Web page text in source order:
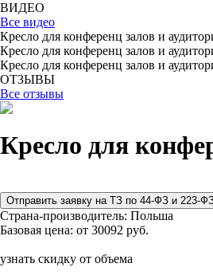
ВИДЕО
Все видео
Кресло для конференц залов и
Кресло для конференц залов и
Кресло для конференц залов и
ОТЗЫВЫ
Все отзывы
Кресло для
Страна-производитель: Польша
Базовая цена: от 30092 руб.
узнать скидку от объема